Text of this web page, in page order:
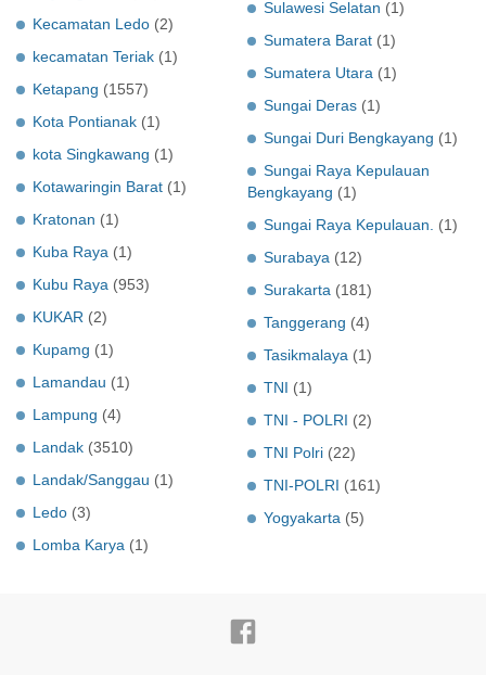
Kecamatan Ledo (2)
kecamatan Teriak (1)
Ketapang (1557)
Kota Pontianak (1)
kota Singkawang (1)
Kotawaringin Barat (1)
Kratonan (1)
Kuba Raya (1)
Kubu Raya (953)
KUKAR (2)
Kupamg (1)
Lamandau (1)
Lampung (4)
Landak (3510)
Landak/Sanggau (1)
Ledo (3)
Lomba Karya (1)
Sulawesi Selatan (1)
Sumatera Barat (1)
Sumatera Utara (1)
Sungai Deras (1)
Sungai Duri Bengkayang (1)
Sungai Raya Kepulauan
Bengkayang (1)
Sungai Raya Kepulauan.
(1)
Surabaya (12)
Surakarta (181)
Tanggerang (4)
Tasikmalaya (1)
TNI (1)
TNI - POLRI (2)
TNI Polri (22)
TNI-POLRI (161)
Yogyakarta (5)